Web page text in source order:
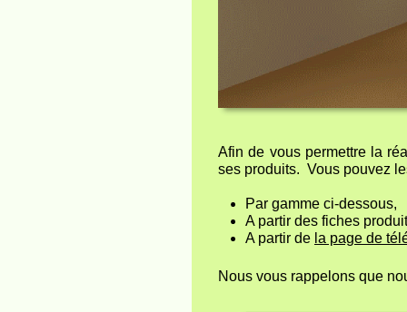
Afin de vous permettre la
ses produits. Vous pouvez
Par gamme ci-dessous,
A partir des fiches
A partir de la page de
Nous vous rappelons que